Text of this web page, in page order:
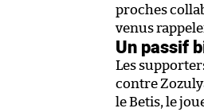
proches
venus
Un passif
Les
contre
le Betis, le